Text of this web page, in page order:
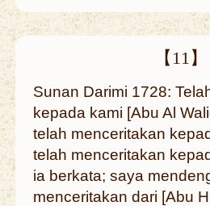
【11】
Sunan Darimi 1728:
kepada kami [Abu Al
telah menceritakan
telah menceritakan
ia berkata; saya
menceritakan dari [Abu